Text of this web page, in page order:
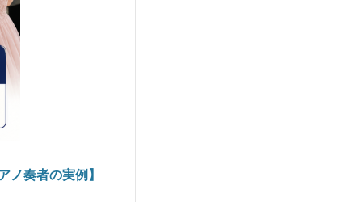
奏者の実例】